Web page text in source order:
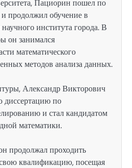
Пациорин пошел по
продолжил обучение в
института города. В
он занимался
математического
методов анализа данных.
Александр Викторович
диссертацию по
и стал кандидатом
математики.
продолжал проходить
квалификацию, посещая